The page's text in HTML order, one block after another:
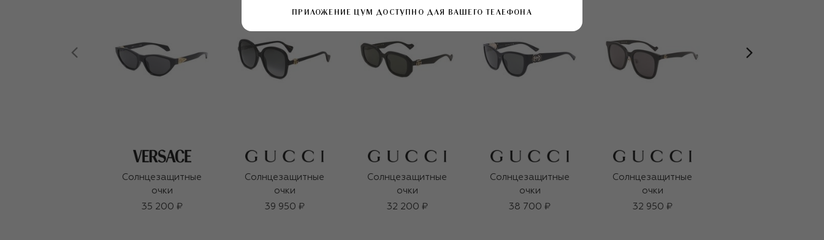
Солнцезащитные
очки
35 200 ₽
Солнцезащитные
очки
39 950 ₽
Солнцезащитные
очки
32 200 ₽
Солнцезащитные
очки
38 700 ₽
Солнцезащитные
очки
32 950 ₽
ПРИЛОЖЕНИЕ ЦУМ ДОСТУПНО ДЛЯ ВАШЕГО ТЕЛЕФОНА